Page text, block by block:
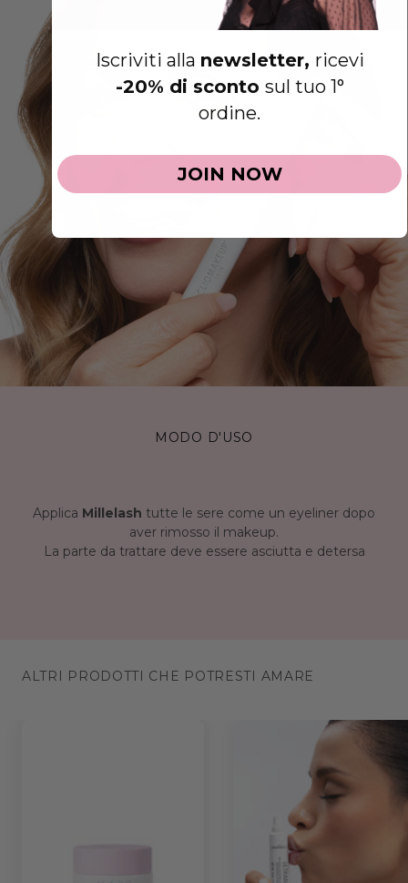
MODO D'USO
Applica Millelash tutte le sere come un eyeliner dopo
aver rimosso il makeup.
La parte da trattare deve essere asciutta e detersa
ALTRI PRODOTTI CHE POTRESTI AMARE
Iscriviti alla newsletter, ricevi
-20% di sconto sul tuo 1°
ordine.
JOIN NOW